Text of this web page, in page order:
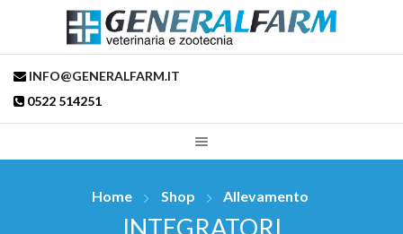
INFO@GENERALFARM.IT
0522 514251
Home Shop Allevamento
INTEGRATORI